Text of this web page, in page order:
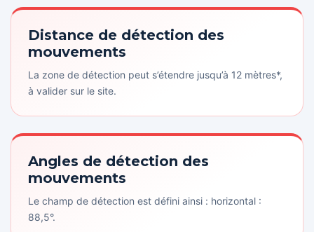
Distance de détection des
mouvements
La zone de détection peut s’étendre jusqu’à 12 mètres*,
à valider sur le site.
Angles de détection des
mouvements
Le champ de détection est défini ainsi : horizontal :
88,5°.